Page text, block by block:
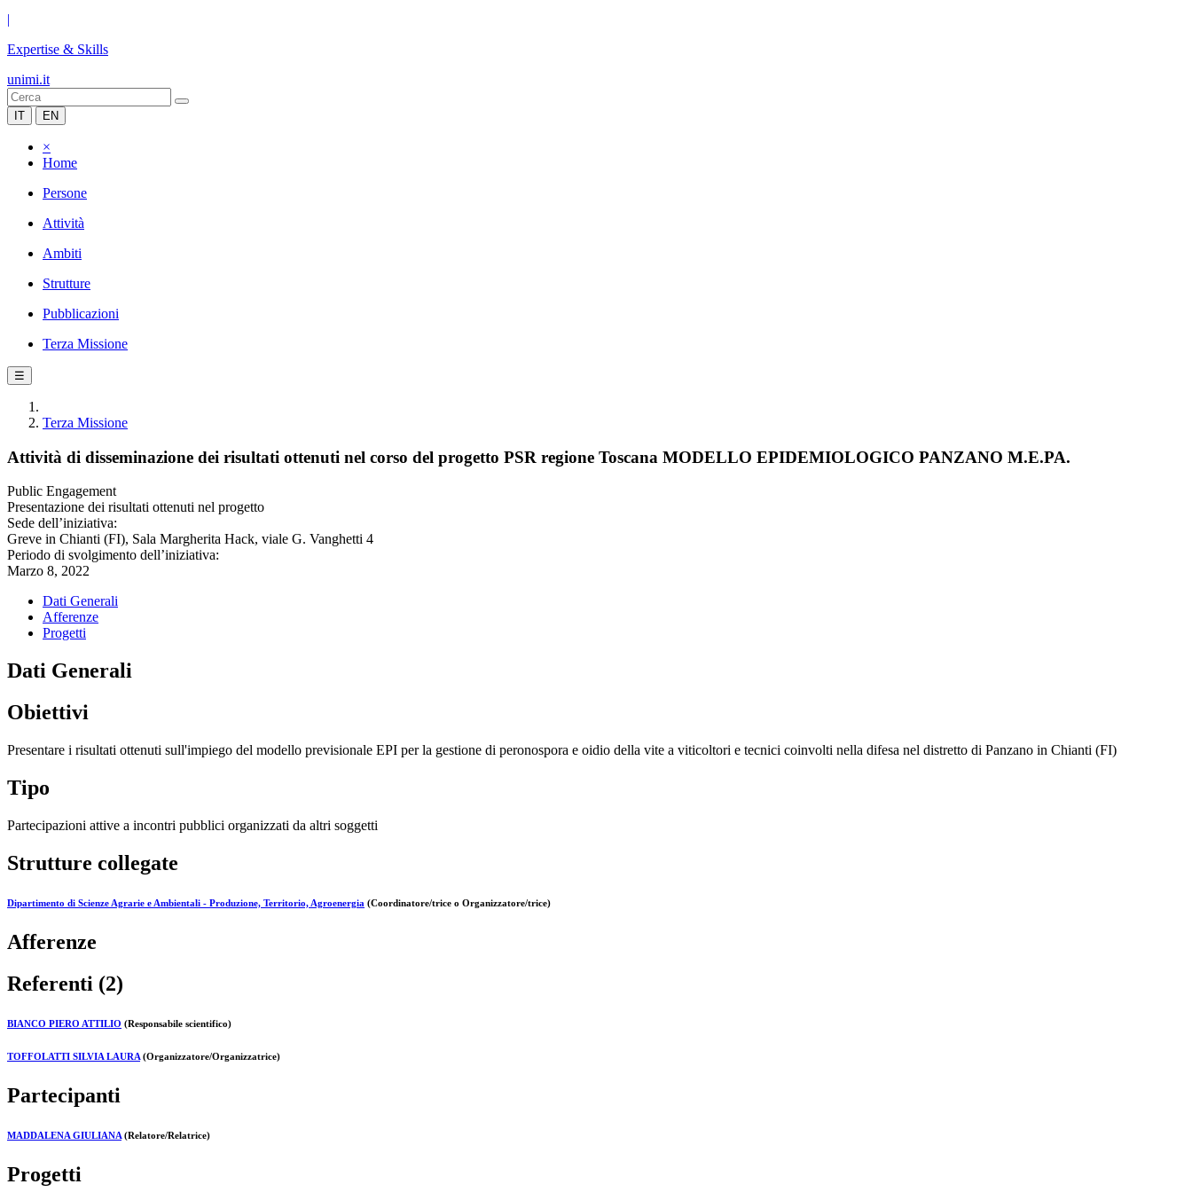
|
Expertise & Skills
unimi.it
IT EN
×
Home
Persone
Attività
Ambiti
Strutture
Pubblicazioni
Terza Missione
☰
Terza Missione
Attività di disseminazione dei risultati ottenuti nel corso del progetto PSR regione Toscana MODELLO EPIDEMIOLOGICO PANZANO M.E.PA.
Public Engagement
Presentazione dei risultati ottenuti nel progetto
Sede dell’iniziativa:
Greve in Chianti (FI), Sala Margherita Hack, viale G. Vanghetti 4
Periodo di svolgimento dell’iniziativa:
Marzo 8, 2022
Dati Generali
Afferenze
Progetti
Dati Generali
Obiettivi
Presentare i risultati ottenuti sull'impiego del modello previsionale EPI per la gestione di peronospora e oidio della vite a viticoltori e tecnici coinvolti nella difesa nel distretto di Panzano in Chianti (FI)
Tipo
Partecipazioni attive a incontri pubblici organizzati da altri soggetti
Strutture collegate
Dipartimento di Scienze Agrarie e Ambientali - Produzione, Territorio, Agroenergia (Coordinatore/trice o Organizzatore/trice)
Afferenze
Referenti (2)
BIANCO PIERO ATTILIO (Responsabile scientifico)
TOFFOLATTI SILVIA LAURA (Organizzatore/Organizzatrice)
Partecipanti
MADDALENA GIULIANA (Relatore/Relatrice)
Progetti